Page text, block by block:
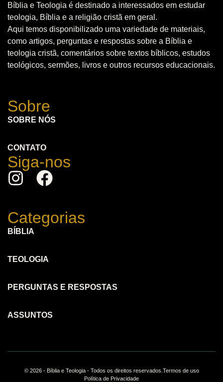
Bíblia e Teologia é destinado a interessados em estudar
teologia, Bíblia e a religião cristã em geral.
Aqui temos disponibilizado uma variedade de materiais,
como artigos, perguntas e respostas sobre a Bíblia e
teologia cristã, comentários sobre textos bíblicos, estudos
teológicos, sermões, livros e outros recursos educacionais.
Sobre
SOBRE NÓS
CONTATO
Siga-nos
Categorias
BÍBLIA
TEOLOGIA
PERGUNTAS E RESPOSTAS
ASSUNTOS
© 2026 - Bíblia e Teologia - Todos os direitos reservados. Termos de uso
Política de Privacidade